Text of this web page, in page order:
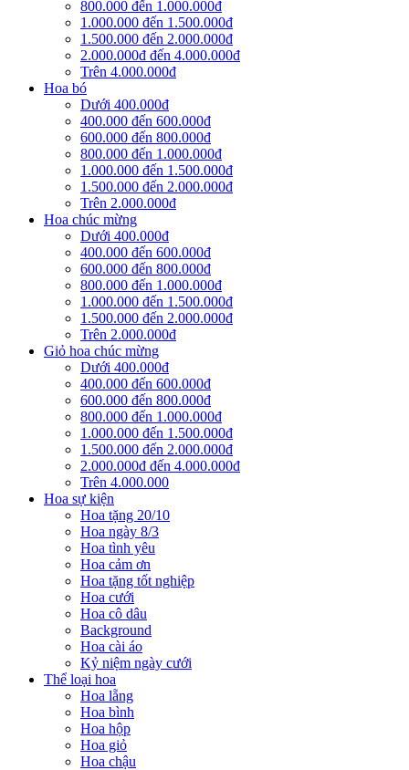
800.000 đến 1.000.000đ
1.000.000 đến 1.500.000đ
1.500.000 đến 2.000.000đ
2.000.000đ đến 4.000.000đ
Trên 4.000.000đ
Hoa bó
Dưới 400.000đ
400.000 đến 600.000đ
600.000 đến 800.000đ
800.000 đến 1.000.000đ
1.000.000 đến 1.500.000đ
1.500.000 đến 2.000.000đ
Trên 2.000.000đ
Hoa chúc mừng
Dưới 400.000đ
400.000 đến 600.000đ
600.000 đến 800.000đ
800.000 đến 1.000.000đ
1.000.000 đến 1.500.000đ
1.500.000 đến 2.000.000đ
Trên 2.000.000đ
Giỏ hoa chúc mừng
Dưới 400.000đ
400.000 đến 600.000đ
600.000 đến 800.000đ
800.000 đến 1.000.000đ
1.000.000 đến 1.500.000đ
1.500.000 đến 2.000.000đ
2.000.000đ đến 4.000.000đ
Trên 4.000.000
Hoa sự kiện
Hoa tặng 20/10
Hoa ngày 8/3
Hoa tình yêu
Hoa cảm ơn
Hoa tặng tốt nghiệp
Hoa cưới
Hoa cô dâu
Background
Hoa cài áo
Kỷ niệm ngày cưới
Thể loại hoa
Hoa lẵng
Hoa bình
Hoa hộp
Hoa giỏ
Hoa chậu